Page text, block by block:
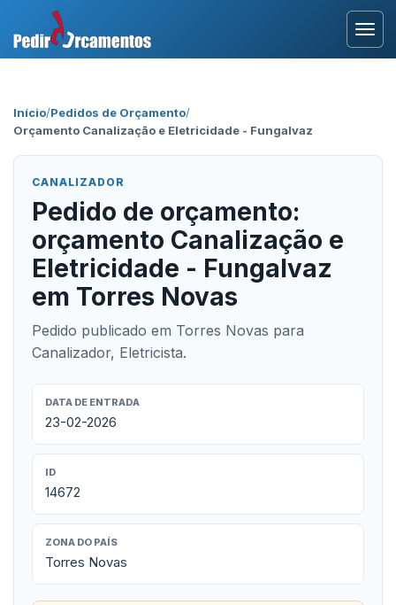
Início/Pedidos de Orçamento/
Orçamento Canalização e Eletricidade - Fungalvaz
CANALIZADOR
Pedido de orçamento:
orçamento Canalização e
Eletricidade - Fungalvaz
em Torres Novas
Pedido publicado em Torres Novas para
Canalizador, Eletricista.
DATA DE ENTRADA
23-02-2026
ID
14672
ZONA DO PAÍS
Torres Novas
Área Profissional
Como Funciona?